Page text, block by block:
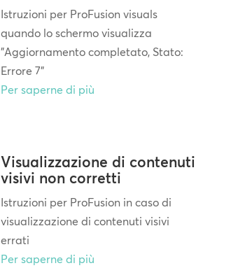
Istruzioni per ProFusion visuals
quando lo schermo visualizza
"Aggiornamento completato, Stato:
Errore 7"
Per saperne di più
Visualizzazione di contenuti
visivi non corretti
Istruzioni per ProFusion in caso di
visualizzazione di contenuti visivi
errati
Per saperne di più